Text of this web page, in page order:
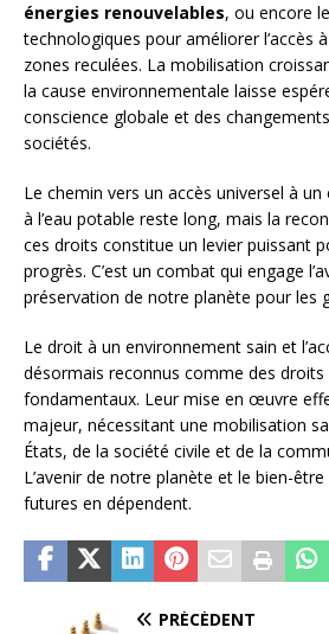
énergies renouvelables, ou encore
technologiques pour améliorer l’accès
zones reculées. La mobilisation
la cause environnementale laisse
conscience globale et des
sociétés.
Le chemin vers un accès universel à
à l’eau potable reste long, mais la
ces droits constitue un levier puissant
progrès. C’est un combat qui engage
préservation de notre planète pour les
Le droit à un environnement sain et
désormais reconnus comme des droits
fondamentaux. Leur mise en œuvre
majeur, nécessitant une mobilisation
États, de la société civile et de la
L’avenir de notre planète et le bien-
futures en dépendent.
PRÉCÉDENT